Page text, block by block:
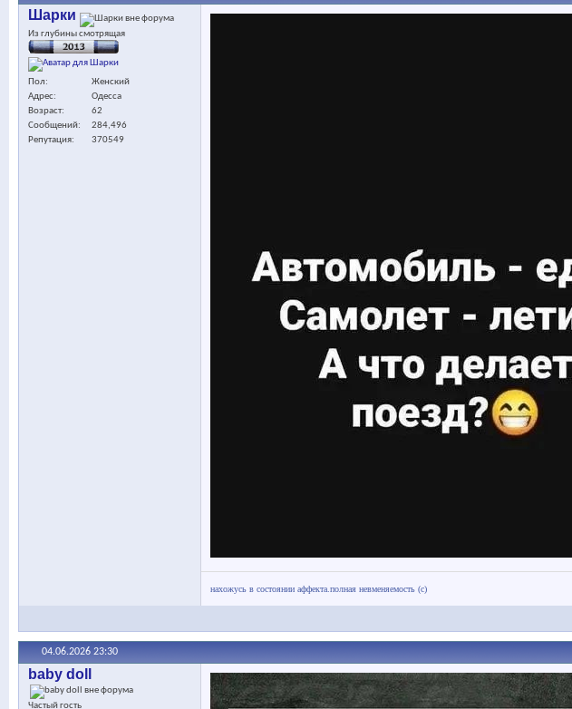
Шарки
Из глубины смотрящая
Пол
Женский
Адрес
Одесса
Возраст
62
Сообщений
284,496
Репутация
370549
нахожусь в состоянии аффекта.полная невменяемость (с)
04.06.2026 23:30
baby doll
Частый гость